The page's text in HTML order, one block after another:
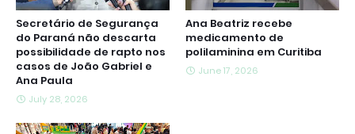
Secretário de Segurança
do Paraná não descarta
possibilidade de rapto nos
casos de João Gabriel e
Ana Paula
July 28, 2026
Ana Beatriz recebe
medicamento de
polilaminina em Curitiba
June 17, 2026